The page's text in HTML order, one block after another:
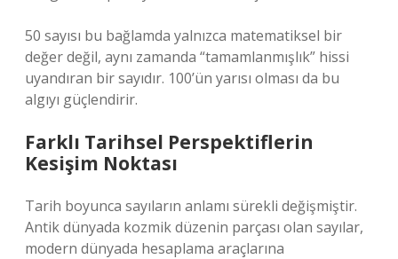
50 sayısı bu bağlamda yalnızca matematiksel bir
değer değil, aynı zamanda “tamamlanmışlık” hissi
uyandıran bir sayıdır. 100’ün yarısı olması da bu
algıyı güçlendirir.
Farklı Tarihsel Perspektiflerin
Kesişim Noktası
Tarih boyunca sayıların anlamı sürekli değişmiştir.
Antik dünyada kozmik düzenin parçası olan sayılar,
modern dünyada hesaplama araçlarına